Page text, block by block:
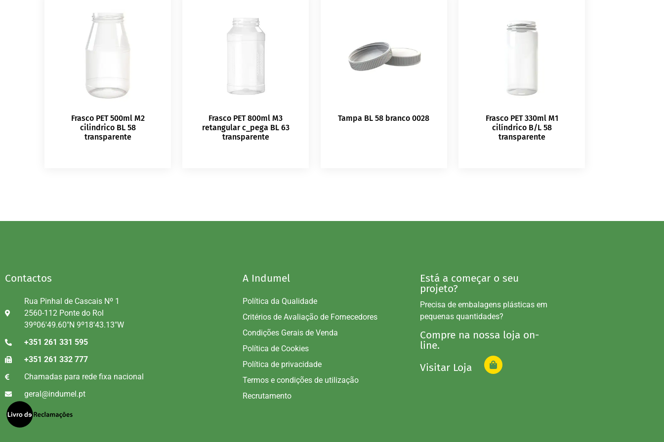
Frasco PET 500ml M2
cilindrico BL 58
transparente
Frasco PET 800ml M3
retangular c_pega BL 63
transparente
Tampa BL 58 branco 0028
Frasco PET 330ml M1
cilíndrico B/L 58
transparente
Contactos
Rua Pinhal de Cascais Nº 1
2560-112 Ponte do Rol
39º06'49.60"N 9º18'43.13"W
+351 261 331 595
+351 261 332 777
Chamadas para rede fixa nacional
geral@indumel.pt
A Indumel
Política da Qualidade
Critérios de Avaliação de Fornecedores
Condições Gerais de Venda
Política de Cookies
Política de privacidade
Termos e condições de utilização
Recrutamento
Está a começar o seu
projeto?
Precisa de embalagens plásticas em
pequenas quantidades?
Compre na nossa loja on-
line.
Visitar Loja